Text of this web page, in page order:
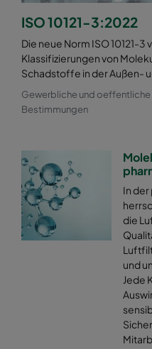
ISO 10121-3:2022
Die neue Norm ISO 10121-3
Klassifizierungen von
Schadstoffe in der Außen-
Gewerbliche und
Bestimmungen
In
die
und
Jede